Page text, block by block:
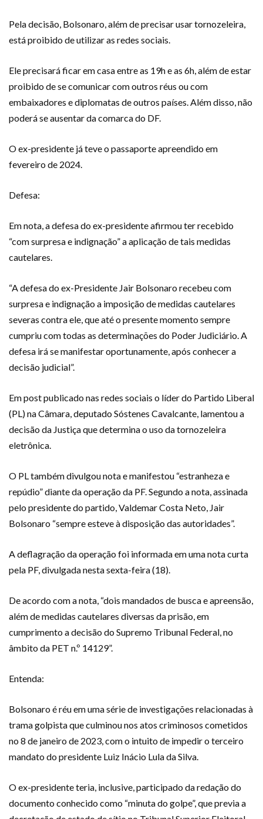
Pela decisão, Bolsonaro, além de precisar usar tornozeleira,
está proibido de utilizar as redes sociais.
Ele precisará ficar em casa entre as 19h e as 6h, além de estar
proibido de se comunicar com outros réus ou com
embaixadores e diplomatas de outros países. Além disso, não
poderá se ausentar da comarca do DF.
O ex-presidente já teve o passaporte apreendido em
fevereiro de 2024.
Defesa:
Em nota, a defesa do ex-presidente afirmou ter recebido
“com surpresa e indignação” a aplicação de tais medidas
cautelares.
“A defesa do ex-Presidente Jair Bolsonaro recebeu com
surpresa e indignação a imposição de medidas cautelares
severas contra ele, que até o presente momento sempre
cumpriu com todas as determinações do Poder Judiciário. A
defesa irá se manifestar oportunamente, após conhecer a
decisão judicial”.
Em post publicado nas redes sociais o líder do Partido Liberal
(PL) na Câmara, deputado Sóstenes Cavalcante, lamentou a
decisão da Justiça que determina o uso da tornozeleira
eletrônica.
O PL também divulgou nota e manifestou “estranheza e
repúdio” diante da operação da PF. Segundo a nota, assinada
pelo presidente do partido, Valdemar Costa Neto, Jair
Bolsonaro “sempre esteve à disposição das autoridades”.
A deflagração da operação foi informada em uma nota curta
pela PF, divulgada nesta sexta-feira (18).
De acordo com a nota, “dois mandados de busca e apreensão,
além de medidas cautelares diversas da prisão, em
cumprimento a decisão do Supremo Tribunal Federal, no
âmbito da PET n.º 14129”.
Entenda:
Bolsonaro é réu em uma série de investigações relacionadas à
trama golpista que culminou nos atos criminosos cometidos
no 8 de janeiro de 2023, com o intuito de impedir o terceiro
mandato do presidente Luiz Inácio Lula da Silva.
O ex-presidente teria, inclusive, participado da redação do
documento conhecido como “minuta do golpe”, que previa a